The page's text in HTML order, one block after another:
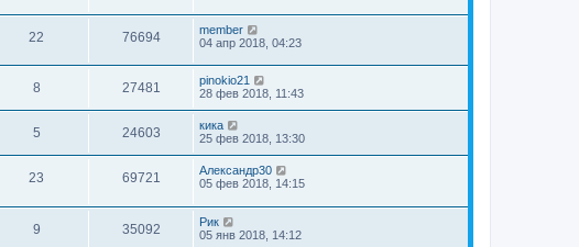
22 76694
member
04 апр 2018, 04:23
8 27481
pinokio21
28 фев 2018, 11:43
5 24603
кика
25 фев 2018, 13:30
23 69721
Александр30
05 фев 2018, 14:15
9 35092
Рик
05 янв 2018, 14:12